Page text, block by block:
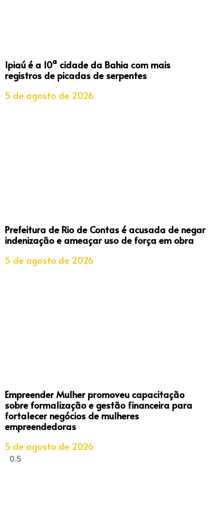
Ipiaú é a 10ª cidade da Bahia com mais
registros de picadas de serpentes
5 de agosto de 2026
Prefeitura de Rio de Contas é acusada de negar
indenização e ameaçar uso de força em obra
5 de agosto de 2026
Empreender Mulher promoveu capacitação
sobre formalização e gestão financeira para
fortalecer negócios de mulheres
empreendedoras
5 de agosto de 2026